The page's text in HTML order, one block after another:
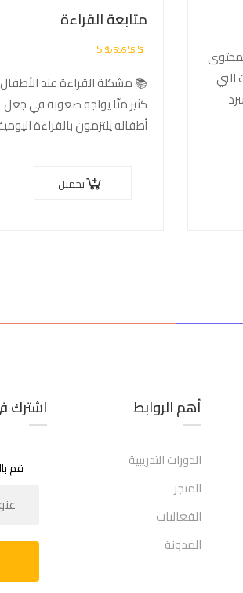
التي
متابعة القراءة
تم
5.00من
5
📚 مشكلة القراءة عند
كثير منّا يواجه صعوبة في جعل
أطفاله يلتزمون بالقراءة
تحميل
أهم الروابط​
الدورات التدريبية
المتجر
الفعاليات
المدونة
اشترك
قم